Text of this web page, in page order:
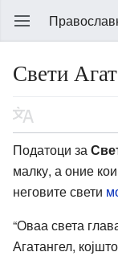
Свети
Податоци за
малку, а оние
неговите свети
“Оваа света
Агатангел,